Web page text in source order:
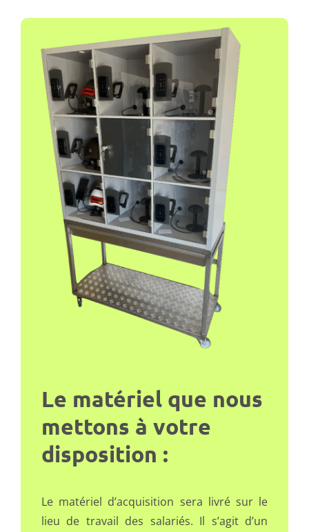
Le matériel que nous
mettons à votre
disposition :
Le matériel d’acquisition sera livré sur le
lieu de travail des salariés. Il s’agit d’un